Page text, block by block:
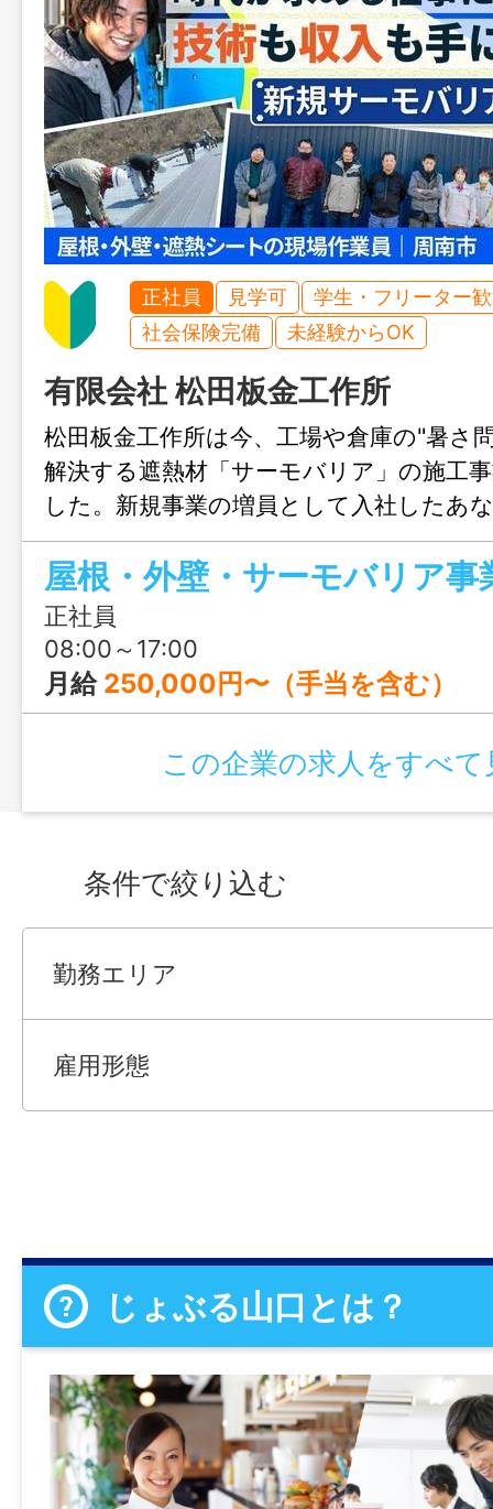
正社員 見学可
学生・フリーター
社会保険完備
未経験からOK
有限会社 松田板金工作所
松田板金工作所は今、工場や倉庫の"暑さ
解決する遮熱材「サーモバリア」の施工
した。新規事業の増員として入社したあ
からでもスタートでき、将来は現場を任
ェッショナルへの道が開かれています。
っていてよかった」と心から思える毎日
ださい。
正社員
08:00～17:00
月給 250,000円〜（手当を含む） 【給与詳細】 日給：11,000
この企業の求人をすべて
条件で絞り込む
勤務エリア
雇用形態
じょぶる山口とは？